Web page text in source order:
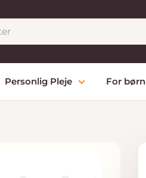
Personlig Pleje For børn